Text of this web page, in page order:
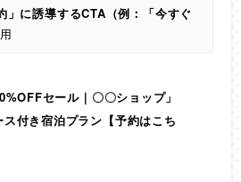
」に誘導するCTA（例：「今すぐ
セール｜〇〇ショップ」
ス付き宿泊プラン【予約はこち